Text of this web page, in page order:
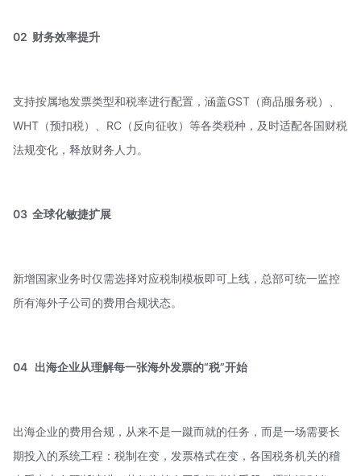
02 财务效率提升
支持按属地发票类型和税率进行配置，涵盖GST（商品服务税）、
WHT（预扣税）、RC（ 反向征收）等各类税种，及时适配各国财税
法规变化，释放财务人力。
03 全球化敏捷扩展
新增国家业务时仅需选择对应税制模板即可上线，总部可统一监控
所有海外子公司的费用合规状态。
04 出海企业从理解每一张海外发票的“税”开始
出海企业的费用合规，从来不是一蹴而就的任务，而是一场需要长
期投入的系统工程：税制在变，发票格式在变，各国税务机关的稽